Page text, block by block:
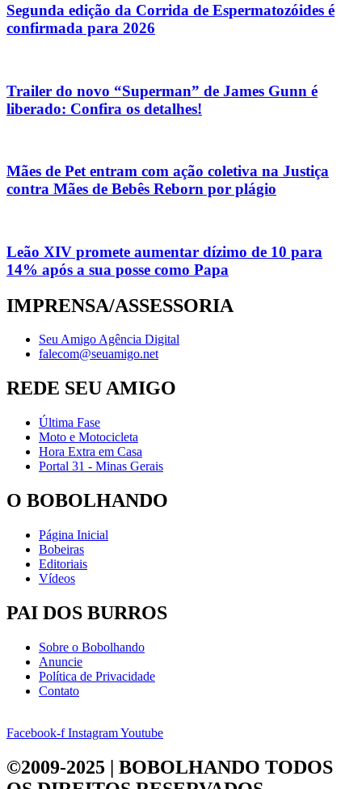
Segunda edição da Corrida de Espermatozóides é
confirmada para 2026
Trailer do novo “Superman” de James Gunn é
liberado: Confira os detalhes!
Mães de Pet entram com ação coletiva na Justiça
contra Mães de Bebês Reborn por plágio
Leão XIV promete aumentar dízimo de 10 para
14% após a sua posse como Papa
IMPRENSA/ASSESSORIA
Seu Amigo Agência Digital
falecom@seuamigo.net
REDE SEU AMIGO
Última Fase
Moto e Motocicleta
Hora Extra em Casa
Portal 31 - Minas Gerais
O BOBOLHANDO
Página Inicial
Bobeiras
Editoriais
Vídeos
PAI DOS BURROS
Sobre o Bobolhando
Anuncie
Política de Privacidade
Contato
Facebook-f InstagramYoutube
©2009-2025 | BOBOLHANDO TODOS